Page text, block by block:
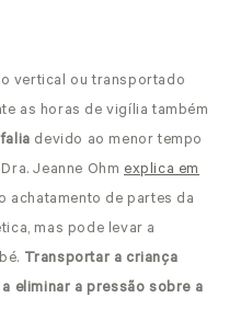
vertical ou transportado
as horas de vigília também
devido ao menor tempo
Jeanne Ohm explica em
achatamento de partes da
mas pode levar a
Transportar a criança
eliminar a pressão sobre a